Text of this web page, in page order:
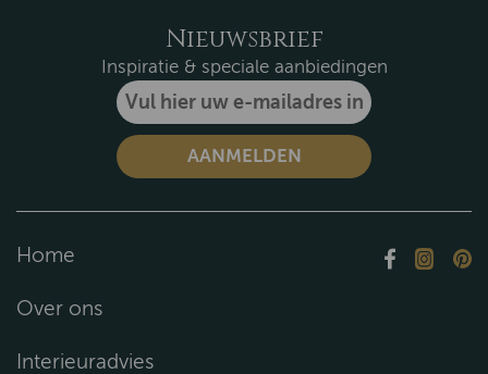
Nieuwsbrief
Inspiratie & speciale aanbiedingen
Home
Over ons
Interieuradvies